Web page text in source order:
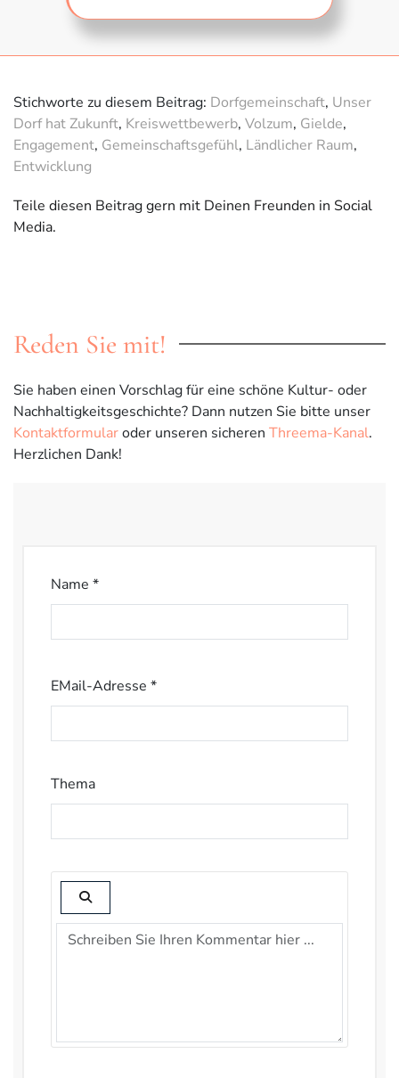
Stichworte zu diesem Beitrag: Dorfgemeinschaft, Unser
Dorf hat Zukunft, Kreiswettbewerb, Volzum, Gielde,
Engagement, Gemeinschaftsgefühl, Ländlicher Raum,
Entwicklung
Teile diesen Beitrag gern mit Deinen Freunden in Social
Media.
Reden Sie mit!
Sie haben einen Vorschlag für eine schöne Kultur- oder
Nachhaltigkeitsgeschichte? Dann nutzen Sie bitte unser
Kontaktformularoder unseren sicheren Threema-Kanal.
Herzlichen Dank!
Name *
EMail-Adresse *
Thema